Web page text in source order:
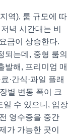
역), 룸 규모에 따
녁 시간대는 비
금이 상승한다.
되는데, 중형 룸의
발해, 프리미엄 매
·간식·과일 플래
별 변동 폭이 크
일 수 있으니, 입장
영수증을 중간
가 가능한 곳이